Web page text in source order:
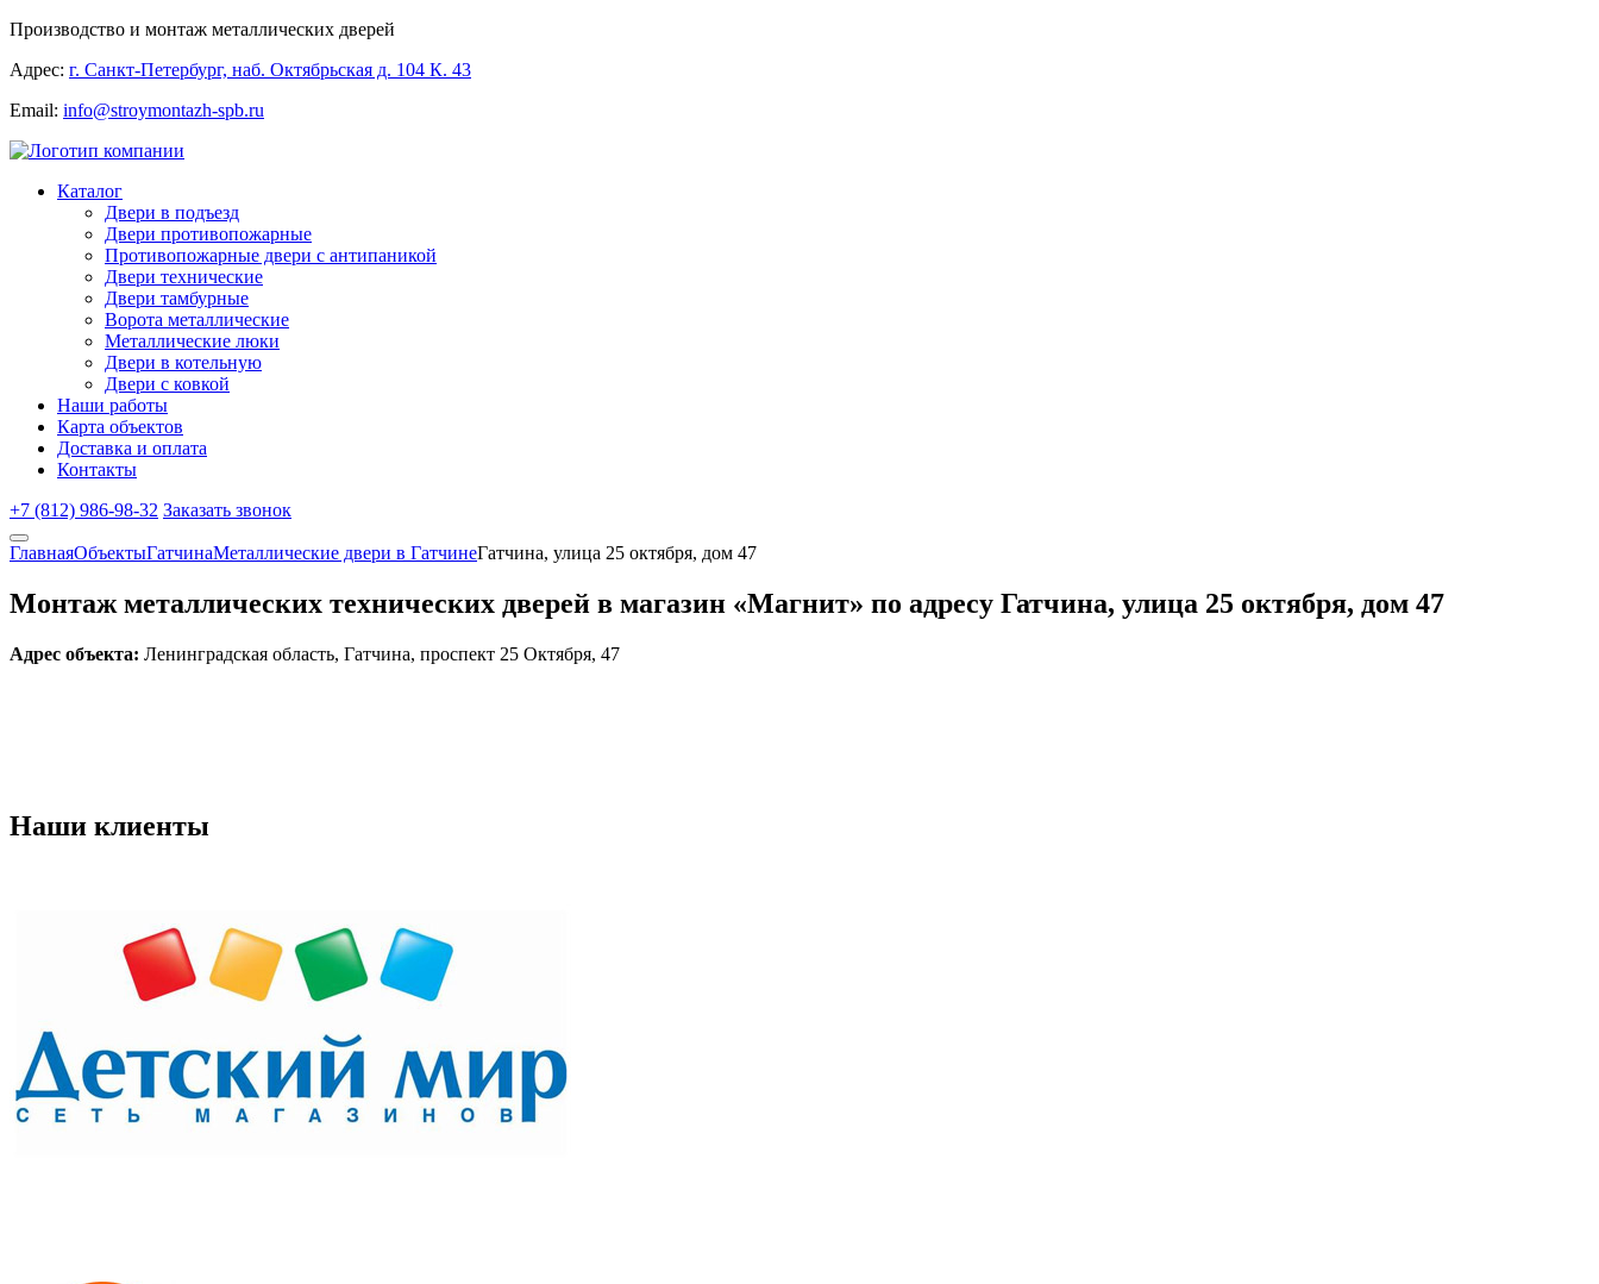
Производство и монтаж металлических дверей
Адрес: г. Санкт-Петербург, наб. Октябрьская д. 104 К. 43
Email: info@stroymontazh-spb.ru
Каталог
Двери в подъезд
Двери противопожарные
Противопожарные двери с антипаникой
Двери технические
Двери тамбурные
Ворота металлические
Металлические люки
Двери в котельную
Двери с ковкой
Наши работы
Карта объектов
Доставка и оплата
Контакты
+7 (812) 986-98-32 Заказать звонок
ГлавнаяОбъектыГатчинаМеталлические двери в ГатчинеГатчина, улица 25 октября, дом 47
Монтаж металлических технических дверей в магазин «Магнит» по адресу Гатчина, улица 25 октября, дом 47
Адрес объекта: Ленинградская область, Гатчина, проспект 25 Октября, 47
Наши клиенты